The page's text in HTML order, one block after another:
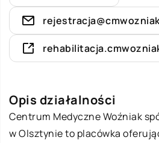
Opis działalności
Centrum Medyczne Woźniak
w Olsztynie to placówka